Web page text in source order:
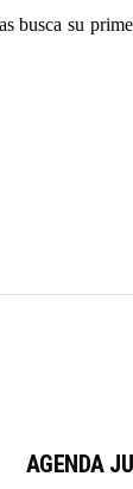
busca su
AGENDA